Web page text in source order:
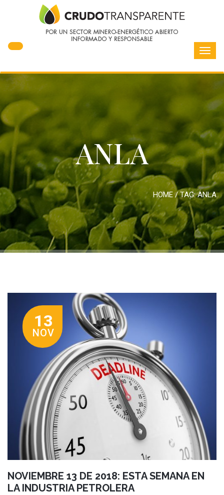
ANLA
HOME/ TAG:ANLA
13
NOV
NOVIEMBRE 13 DE 2018: ESTA SEMANA EN
LA INDUSTRIA PETROLERA